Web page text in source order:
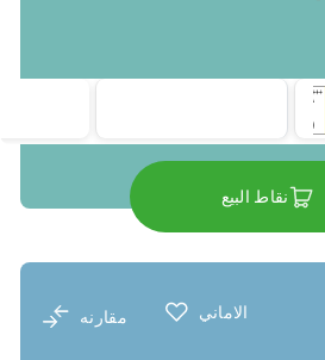
نقاط البيع
الاماني مقارنه